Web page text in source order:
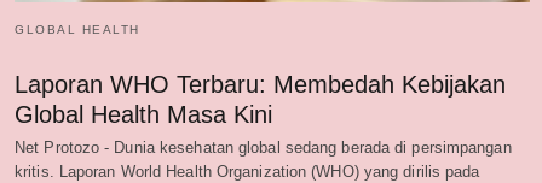
GLOBAL HEALTH
Laporan WHO Terbaru: Membedah Kebijakan
Global Health Masa Kini
Net Protozo - Dunia kesehatan global sedang berada di persimpangan
kritis. Laporan World Health Organization (WHO) yang dirilis pada